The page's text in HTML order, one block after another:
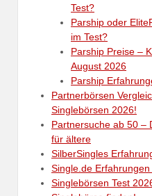
Test?
Parship oder
im Test?
Parship Preise –
August 2026
Parship
Partnerbörsen
Singlebörsen 2026!
Partnersuche ab 50 –
für ältere
SilberSingles
Single.de Erfahrungen
Singlebörsen Test